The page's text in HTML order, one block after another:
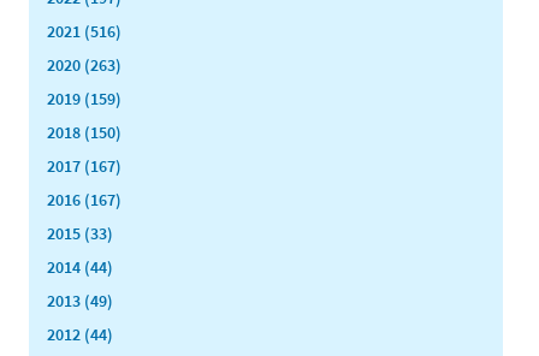
2021 (516)
2020 (263)
2019 (159)
2018 (150)
2017 (167)
2016 (167)
2015 (33)
2014 (44)
2013 (49)
2012 (44)